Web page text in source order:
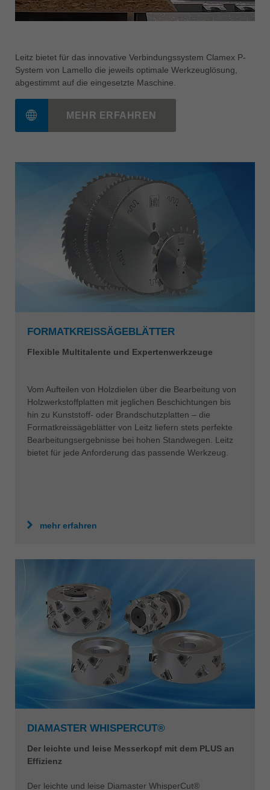
Leitz bietet für das innovative Verbindungssystem Clamex P-
System von Lamello die jeweils optimale Werkzeuglösung,
abgestimmt auf die eingesetzte Maschine.
MEHR ERFAHREN
FORMATKREISSÄGEBLÄTTER
Flexible Multitalente und Expertenwerkzeuge
Vom Aufteilen von Holzdielen über die Bearbeitung von
Holzwerkstoffplatten mit jeglichen Beschichtungen bis
hin zu Kunststoff- oder Brandschutzplatten – die
Formatkreissägeblätter von Leitz liefern stets perfekte
Bearbeitungsergebnisse bei hohen Standwegen. Leitz
bietet für jede Anforderung das passende Werkzeug.
mehr erfahren
DIAMASTER WHISPERCUT®
Der leichte und leise Messerkopf mit dem PLUS an
Effizienz
Der leichte und leise Diamaster WhisperCut®